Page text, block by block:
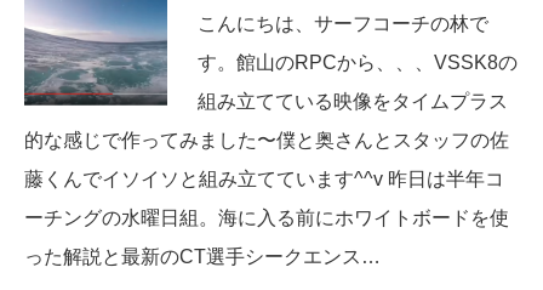
こんにちは、サーフコーチの林で
す。館山のRPCから、、、VSSK8の
組み立てている映像をタイムプラス
的な感じで作ってみました〜僕と奥さんとスタッフの佐
藤くんでイソイソと組み立てています^^v 昨日は半年コ
ーチングの水曜日組。海に入る前にホワイトボードを使
った解説と最新のCT選手シークエンス…